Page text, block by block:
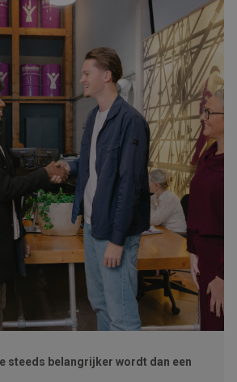
steeds belangrijker wordt dan een